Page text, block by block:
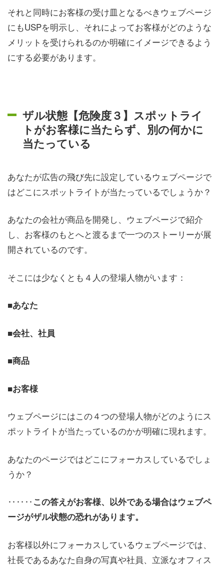
それと同時にお客様の受け皿となるべきウェブページ
にもUSPを明示し、それによってお客様がどのような
メリットを受けられるのか明確にイメージできるよう
にする必要があります。
ザル状態【危険度３】スポットライ
トがお客様に当たらず、別の何かに
当たっている
あなたが広告の飛び先に設定しているウェブページで
はどこにスポットライトが当たっているでしょうか？
あなたの会社が商品を開発し、ウェブページで紹介
し、お客様のもとへと渡るまで一つのストーリーが展
開されているのです。
そこには少なくとも４人の登場人物がいます：
■あなた
■会社、社員
■商品
■お客様
ウェブページにはこの４つの登場人物がどのようにス
ポットライトが当たっているのかが明確に現れます。
あなたのページではどこにフォーカスしているでしょ
うか？
‥‥‥ この答えがお客様、以外である場合はウェブペ
ージがザル状態の恐れがあります。
お客様以外にフォーカスしているウェブページでは、
社長であるあなた自身の写真や社員、立派なオフィス